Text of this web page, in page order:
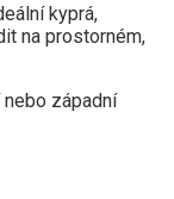
kyprá,
na prostorném,
západní